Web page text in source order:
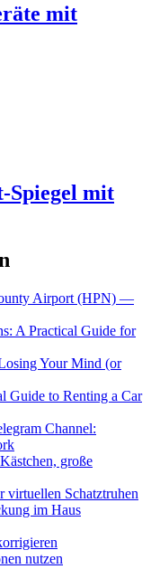
mit
Spiegel mit
Airport (HPN) —
A Practical Guide for
Your Mind (or
Guide to Renting a Car
Channel:
große
Schatztruhen
im Haus
nutzen